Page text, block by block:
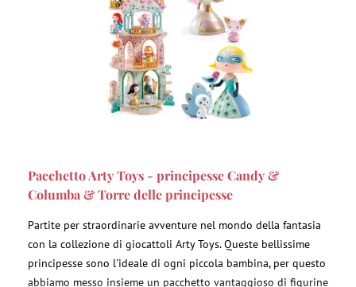
Pacchetto Arty Toys - principesse Candy &
Columba & Torre delle principesse
Partite per straordinarie avventure nel mondo della fantasia
con la collezione di giocattoli Arty Toys. Queste bellissime
principesse sono l'ideale di ogni piccola bambina, per questo
abbiamo messo insieme un pacchetto vantaggioso di figurine